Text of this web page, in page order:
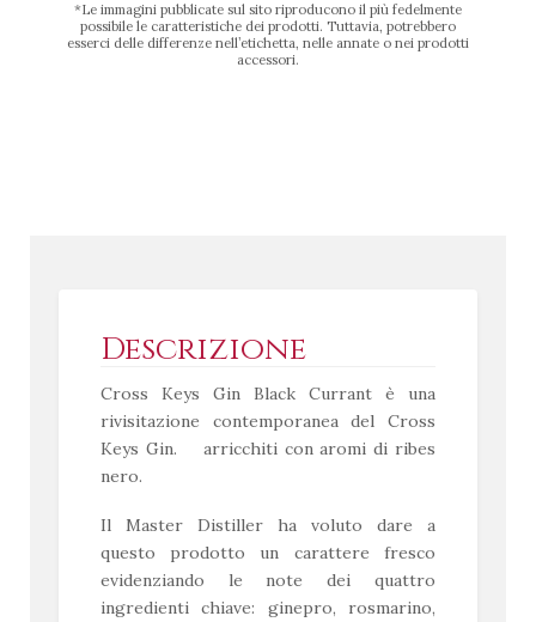
*Le immagini pubblicate sul sito riproducono il più fedelmente
possibile le caratteristiche dei prodotti. Tuttavia, potrebbero
esserci delle differenze nell’etichetta, nelle annate o nei prodotti
accessori.
Descrizione
Cross Keys Gin Black Currant è una
rivisitazione contemporanea del Cross
Keys Gin. arricchiti con aromi di ribes
nero.
Il Master Distiller ha voluto dare a
questo prodotto un carattere fresco
evidenziando le notedei quattro
ingredienti chiave:
ginepro, rosmarino,